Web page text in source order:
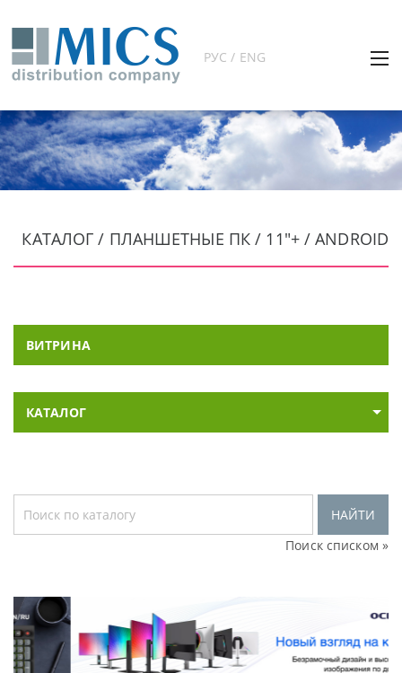
РУС / ENG
КАТАЛОГ / ПЛАНШЕТНЫЕ ПК / 11"+ / ANDROID
ВИТРИНА
КАТАЛОГ
НАЙТИ
Поиск списком »